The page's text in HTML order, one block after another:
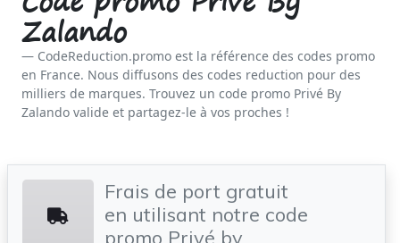
Zalando
CodeReduction.promo est la référence des codes promo
en France. Nous diffusons des codes reduction pour des
milliers de marques. Trouvez un code promo Privé By
Zalando valide et partagez-le à vos proches !
Frais de port gratuit
en utilisant notre code
promo Privé by